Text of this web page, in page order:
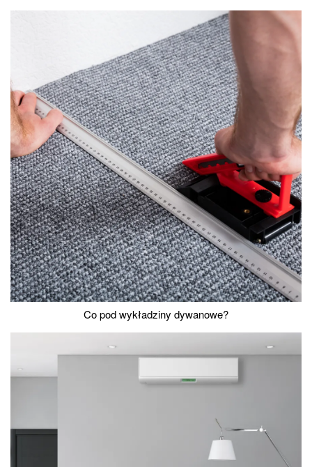
Co pod wykładziny dywanowe?